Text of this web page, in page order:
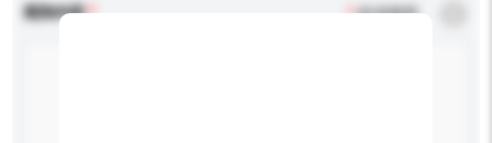
查詢內容 *必須填寫